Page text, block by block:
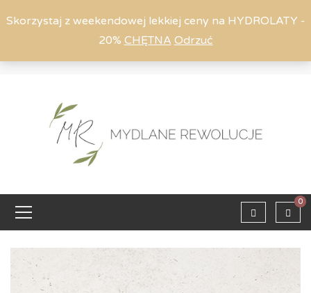
Skorzystaj z weekendowej lekkiej ceny na HYDROLATY -
20% CHĘTNA Odrzuć
0